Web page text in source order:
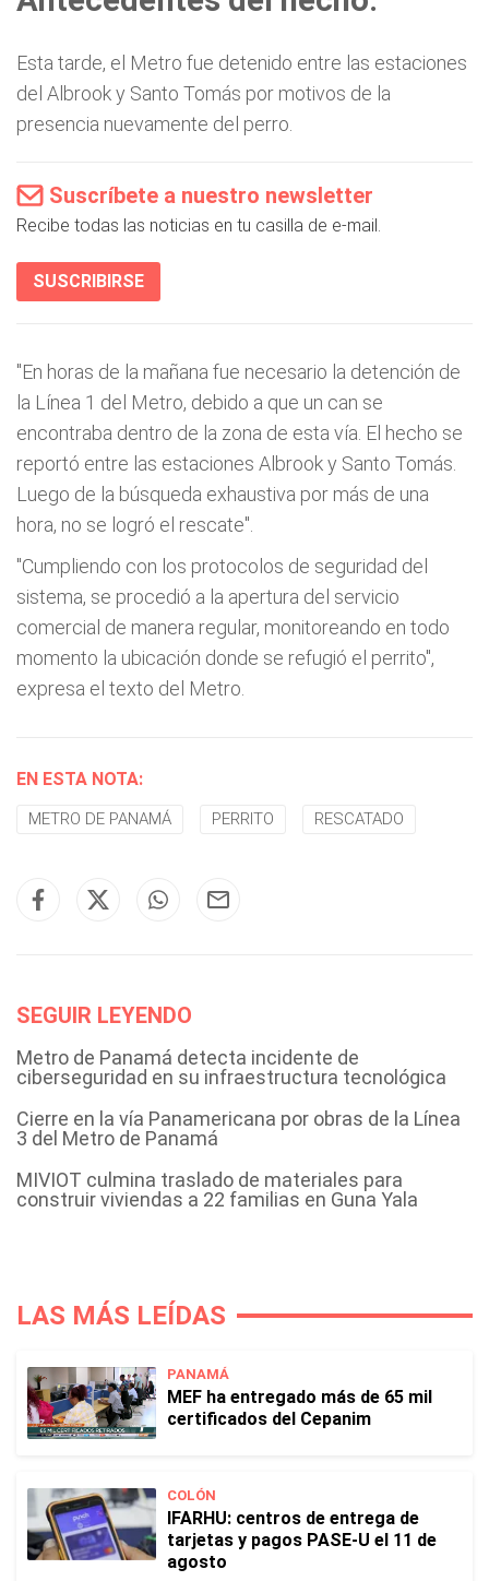
Esta tarde, el Metro fue detenido entre las estaciones
del Albrook y Santo Tomás por motivos de la
presencia nuevamente del perro.
Suscríbete a nuestro newsletter
Recibe todas las noticias en tu casilla de e-mail.
SUSCRIBIRSE
"En horas de la mañana fue necesario la detención de
la Línea 1 del Metro, debido a que un can se
encontraba dentro de la zona de esta vía. El hecho se
reportó entre las estaciones Albrook y Santo Tomás.
Luego de la búsqueda exhaustiva por más de una
hora, no se logró el rescate".
"Cumpliendo con los protocolos de seguridad del
sistema, se procedió a la apertura del servicio
comercial de manera regular, monitoreando en todo
momento la ubicación donde se refugió el perrito",
expresa el texto del Metro.
EN ESTA NOTA:
METRO DE PANAMÁ PERRITO RESCATADO
SEGUIR LEYENDO
Metro de Panamá detecta incidente de
ciberseguridad en su infraestructura tecnológica
Cierre en la vía Panamericana por obras de la Línea
3 del Metro de Panamá
MIVIOT culmina traslado de materiales para
construir viviendas a 22 familias en Guna Yala
LAS MÁS LEÍDAS
PANAMÁ
MEF ha entregado más de 65 mil
certificados del Cepanim
COLÓN
IFARHU: centros de entrega de
tarjetas y pagos PASE-U el 11 de
agosto